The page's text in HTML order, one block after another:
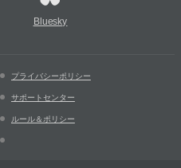
Bluesky
プライバシーポリシー
サポートセンター
ルール＆ポリシー